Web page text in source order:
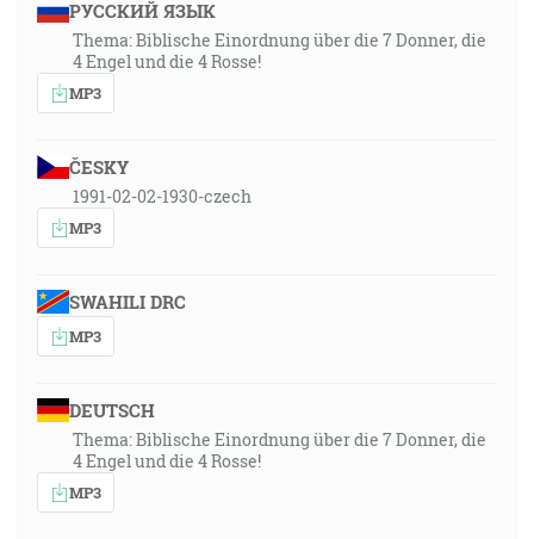
РУССКИЙ ЯЗЫК
Thema: Biblische Einordnung über die 7 Donner, die
4 Engel und die 4 Rosse!
MP3
ČESKY
1991-02-02-1930-czech
MP3
SWAHILI DRC
MP3
DEUTSCH
Thema: Biblische Einordnung über die 7 Donner, die
4 Engel und die 4 Rosse!
MP3